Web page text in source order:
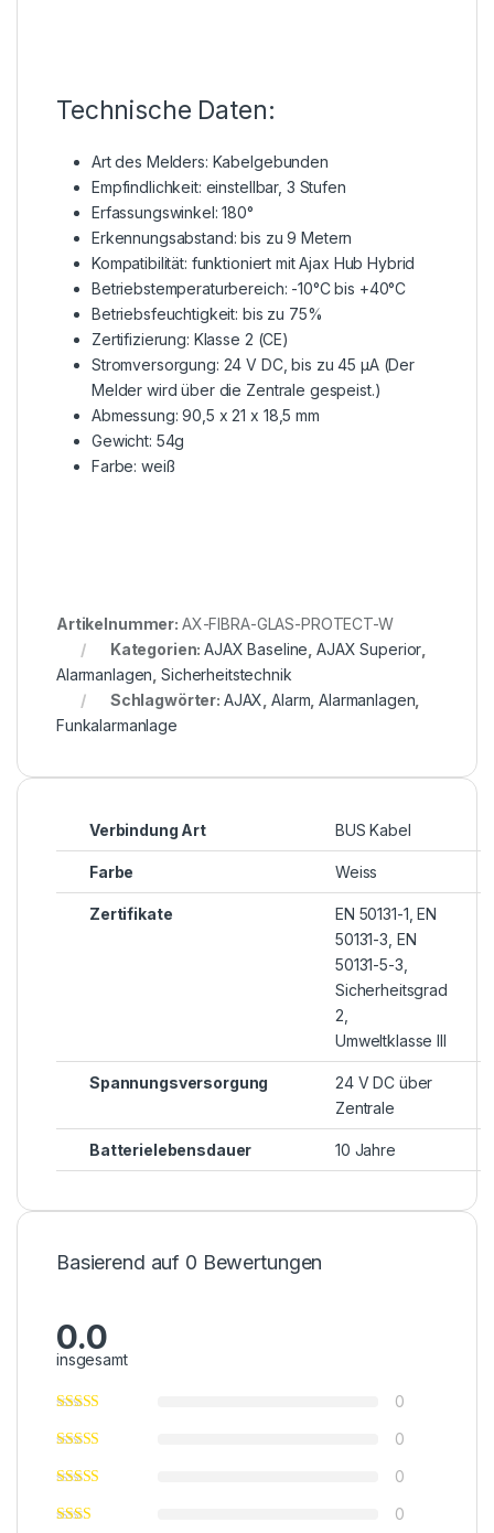
Technische Daten:
Art des Melders: Kabelgebunden
Empfindlichkeit: einstellbar, 3 Stufen
Erfassungswinkel: 180°
Erkennungsabstand: bis zu 9 Metern
Kompatibilität: funktioniert mit Ajax Hub Hybrid
Betriebstemperaturbereich: -10°C bis +40°C
Betriebsfeuchtigkeit: bis zu 75%
Zertifizierung: Klasse 2 (CE)
Stromversorgung: 24 V DC, bis zu 45 µA (Der
Melder wird über die Zentrale gespeist.)
Abmessung: 90,5 x 21 x 18,5 mm
Gewicht: 54g
Farbe: weiß
Artikelnummer: AX-FIBRA-GLAS-PROTECT-W
Kategorien:AJAX Baseline ,AJAX Superior
Alarmanlagen ,Sicherheitstechnik
Schlagwörter: AJAX ,Alarm ,Alarmanlagen
Funkalarmanlage
Verbindung Art BUS Kabel
Farbe Weiss
Zertifikate
EN 50131-1, EN
50131-3, EN
50131-5-3,
Sicherheitsgrad
2,
Umweltklasse III
Spannungsversorgung
24 V DC über
Zentrale
Batterielebensdauer 10 Jahre
Basierend auf 0 Bewertungen
0.0
insgesamt
0
0
0
0